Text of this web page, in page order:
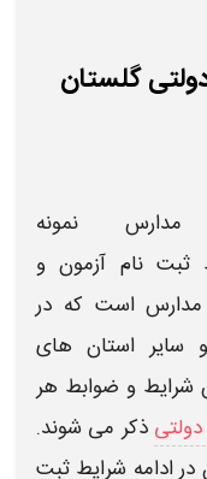
گلستان
مدارس نمونه
ثبت نام آزمون و
است که در
و سایر استان های
شرایط و ضوابط هر
ذکر می شوند.
ادامه شرایط ثبت